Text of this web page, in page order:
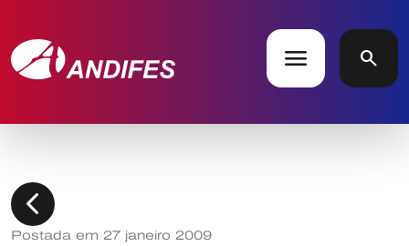
menu search
chevron_left
Postada em 27 janeiro 2009